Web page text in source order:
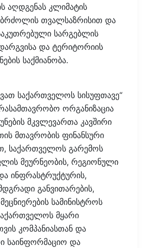
აღდგენას კლიმატის
თვალსაზრისით და
სარგებლის
და ტერიტორიის
საქმიანობა.
საქართველოს სისუფთავე“
ორგანიზაცია
მკვლევართა კავშირი
მთავრობის ფინანსური
საქართველოს გარემოს
მეურნეობის, რეგიონული
ინფრასტრუქტურის,
განვითარების,
სამინისტროს
მყარი
კომპანიასთან და
საინფორმაციო და